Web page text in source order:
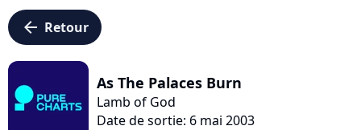
arrow_left Retour
As The Palaces Burn
Lamb of God
Date de sortie: 6 mai 2003